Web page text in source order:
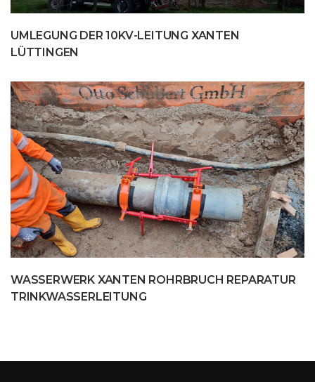
UMLEGUNG DER 10KV-LEITUNG XANTEN
LÜTTINGEN
WASSERWERK XANTEN ROHRBRUCH REPARATUR
TRINKWASSERLEITUNG